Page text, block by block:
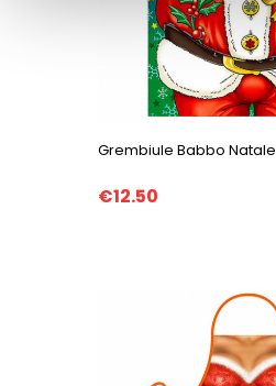
Grembiule Babbo Natale
€12.50